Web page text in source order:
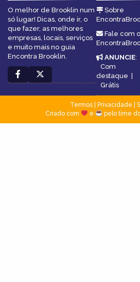
O melhor de Brooklin num
só lugar! Dicas, onde ir, o
que fazer, as melhores
empresas, locais, serviços
e muito mais no guia
Encontra Brooklin.
Sobre
Fale com o
ANUNCIE:
Com
destaque |
Grátis
Termos| Privacidade
Criado com
e pelo time